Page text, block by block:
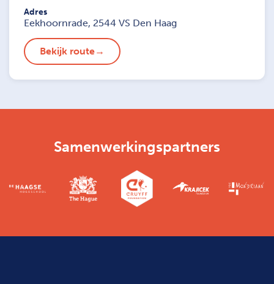
Adres
Eekhoornrade, 2544 VS Den Haag
Bekijk route
Samenwerkingspartners